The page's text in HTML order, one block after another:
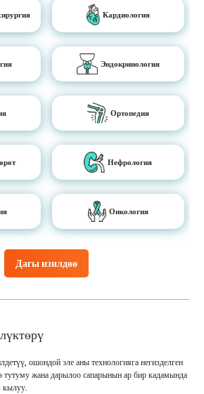
Дагы изилдөө
Кардиология
Эндокринология
Ортопедия
Нефрология
Онкология
ошондой эле аны технологияга негизделген
тутуму жана дарылоо сапарынын ар бир кадамында
кылуу.